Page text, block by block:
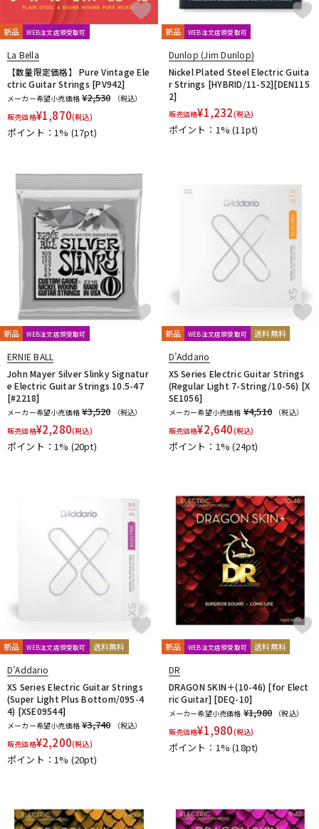
新品 WEB注文店頭受取可
La Bella
【数量限定価格】 Pure Vintage Ele
ctric Guitar Strings [PV942]
メーカー希望小売価格 ¥2,530
（税込）
販売価格¥1,870(税込)
ポイント：1% (17pt)
新品 WEB注文店頭受取可
Dunlop (Jim Dunlop)
Nickel Plated Steel Electric Guita
r Strings [HYBRID/11-52][DEN115
2]
販売価格¥1,232(税込)
ポイント：1%(11pt)
新品 WEB注文店頭受取可
ERNIE BALL
John Mayer Silver Slinky Signatur
e Electric Guitar Strings 10.5-47
[#2218]
メーカー希望小売価格 ¥3,520
（税込）
販売価格¥2,280(税込)
ポイント：1% (20pt)
新品 WEB注文店頭受取可 送料無料
D’Addario
XS Series Electric Guitar Strings
(Regular Light 7-String/10-56) [X
SE1056]
メーカー希望小売価格 ¥4,510
（税込）
販売価格¥2,640(税込)
ポイント：1%(24pt)
新品 WEB注文店頭受取可 送料無料
D’Addario
XS Series Electric Guitar Strings
(Super Light Plus Bottom/095-4
4) [XSE09544]
メーカー希望小売価格 ¥3,740
（税込）
販売価格¥2,200(税込)
ポイント：1% (20pt)
新品 WEB注文店頭受取可 送料無料
DR
DRAGON SKIN＋(10-46) [for Elect
ric Guitar] [DEQ-10]
メーカー希望小売価格 ¥1,980
（税込）
販売価格¥1,980(税込)
ポイント：1%(18pt)